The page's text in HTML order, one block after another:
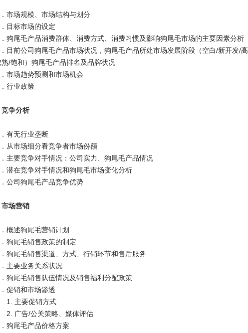
场规模、市场结构与划分
标市场的设定
尾毛产品消费群体、消费方式、消费习惯及影响狗尾毛市场的主要因素分析
前公司狗尾毛产品市场状况，狗尾毛产品所处市场发展阶段（空白/新开发/高
熟/饱和）狗尾毛产品排名及品牌状况
场趋势预测和市场机会
业政策
争分析
无行业垄断
市场细分看竞争者市场份额
要竞争对手情况：公司实力、狗尾毛产品情况
在竞争对手情况和狗尾毛市场变化分析
司狗尾毛产品竞争优势
场营销
述狗尾毛营销计划
尾毛销售政策的制定
尾毛销售渠道、方式、行销环节和售后服务
要业务关系状况
尾毛销售队伍情况及销售福利分配政策
销和市场渗透
要促销方式
告/公关策略、媒体评估
尾毛产品价格方案